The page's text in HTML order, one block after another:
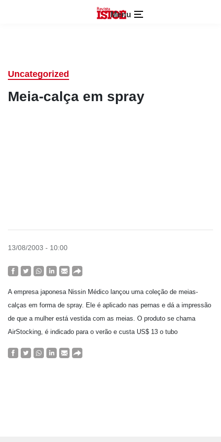
Menu
Uncategorized
Meia-calça em spray
13/08/2003 - 10:00
A empresa japonesa Nissin Médico lançou uma coleção de meias-
calças em forma de spray. Ele é aplicado nas pernas e dá a impressão
de que a mulher está vestida com as meias. O produto se chama
AirStocking, é indicado para o verão e custa US$ 13 o tubo